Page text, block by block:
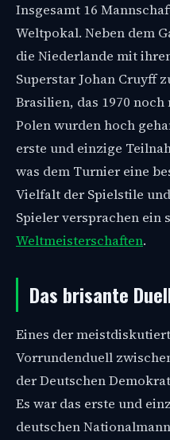
Insgesamt 16
Weltpokal. Neben dem
die Niederlande mit
Superstar Johan Cruyff
Brasilien, das 1970
Polen wurden hoch
erste und einzige
was dem Turnier eine
Vielfalt der Spielstile
Spieler versprachen ein
Weltmeisterschaften.
Das brisante
Eines der
Vorrundenduell
der Deutschen
Es war das erste und
deutschen